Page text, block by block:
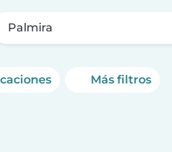
Palmira
Más filtros